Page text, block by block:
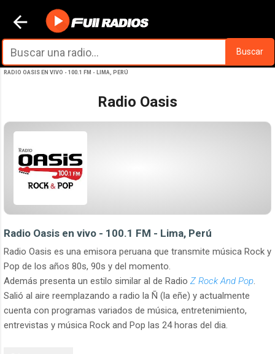
Ir al contenido principal
Buscar
RADIO OASIS EN VIVO - 100.1 FM - LIMA, PERÚ
Radio Oasis
Radio Oasis en vivo - 100.1 FM - Lima, Perú
Radio Oasis es una emisora peruana que transmite música Rock y
Pop de los años 80s, 90s y del momento.
Además presenta un estilo similar al de Radio Z Rock And Pop.
Salió al aire reemplazando a radio la Ñ (la eñe) y actualmente
cuenta con programas variados de música, entretenimiento,
entrevistas y música Rock and Pop las 24 horas del dia.